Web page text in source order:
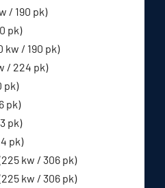
/ 190 pk)
pk)
kw / 190 pk)
/ 224 pk)
pk)
pk)
pk)
pk)
kw / 306 pk)
kw / 306 pk)